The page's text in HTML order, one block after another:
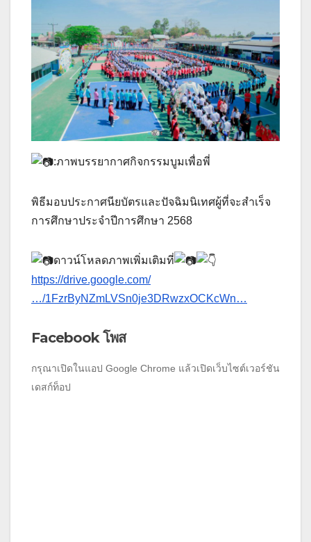
:ภาพบรรยากาศกิจกรรมบูมเพื่อพี่
พิธีมอบประกาศนียบัตรและปัจฉิมนิเทศผู้ที่จะสำเร็จ
การศึกษาประจำปีการศึกษา 2568
ดาวน์โหลดภาพเพิ่มเติมที่
https://drive.google.com/
…/1FzrByNZmLVSn0je3DRwzxOCKcWn…
Facebook โพส
กรุณาเปิดในแอป Google Chrome แล้วเปิดเว็บไซต์เวอร์ชัน
เดสก์ท็อป